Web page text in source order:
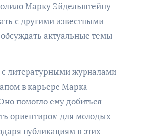
Марку Эйдельштейну
с другими известными
актуальные темы
с литературными журналами
в карьере Марка
помогло ему добиться
ориентиром для молодых
публикациям в этих